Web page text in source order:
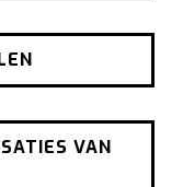
VAN